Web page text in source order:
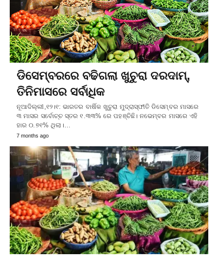
ଡିସେମ୍ବରରେ ବଢିଗଲା ଖୁଚୁରା ଦରଦାମ୍,
ତିନିମାସରେ ସର୍ବାଧିକ
ନୂଆଦିଲ୍ଲୀ,୧୨।୧: ଭାରତର ବାର୍ଷିକ ଖୁଚୁରା ମୁଦ୍ରାସ୍ଫୀତି ଡିସେମ୍ବର ମାସରେ
୩ ମାସର ସର୍ବୋଚ୍ଚ ସ୍ତର ୧.୩୩% ରେ ପହଞ୍ଚିଛି। ନଭେମ୍ବର ମାସରେ ଏହି
ହାର ୦.୭୧% ଥିଲା।…
7 months ago